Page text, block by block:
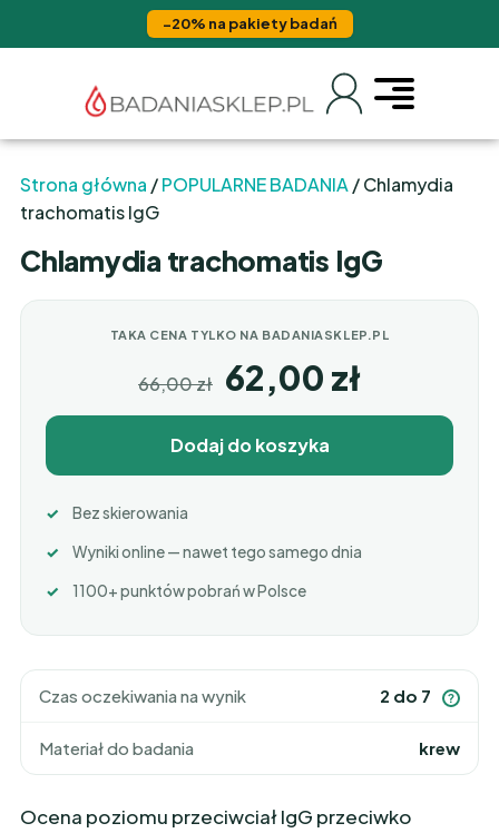
−20% na pakiety badań
Strona główna /POPULARNE BADANIA / Chlamydia
trachomatis IgG
Chlamydia trachomatis IgG
Czas oczekiwania na wynik 2 do 7 ?
Materiał do badania krew
Ocena poziomu przeciwciał IgG przeciwko
TAKA CENA TYLKO NA BADANIASKLEP.PL
66,00zł 62,00 zł
Dodaj do koszyka
Bez skierowania
Wyniki online — nawet tego samego dnia
1100+ punktów pobrań w Polsce